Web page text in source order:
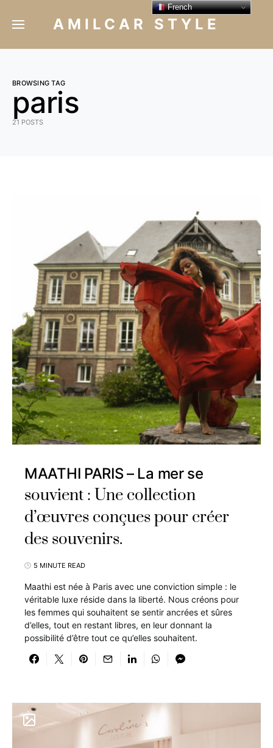
AMILCAR STYLE
BROWSING TAG
paris
21 POSTS
MAATHI PARIS – La mer se
souvient : Une collection
d’œuvres conçues pour créer
des souvenirs.
5 MINUTE READ
Maathi est née à Paris avec une conviction simple : le
véritable luxe réside dans la liberté. Nous créons pour
les femmes qui souhaitent se sentir ancrées et sûres
d’elles, tout en restant libres, en leur donnant la
possibilité d’être tout ce qu’elles souhaitent.
French